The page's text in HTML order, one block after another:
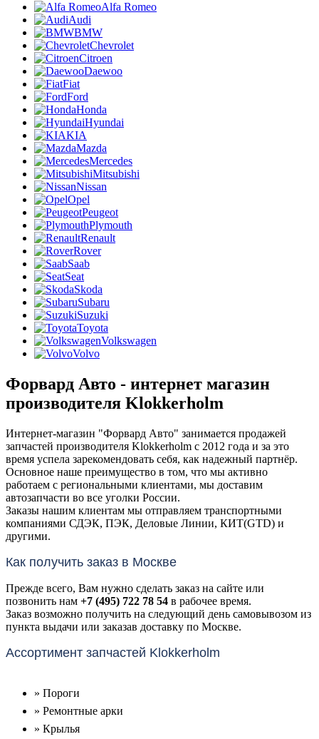
Alfa Romeo
Audi
BMW
Chevrolet
Citroen
Daewoo
Fiat
Ford
Honda
Hyundai
KIA
Mazda
Mercedes
Mitsubishi
Nissan
Opel
Peugeot
Plymouth
Renault
Rover
Saab
Seat
Skoda
Subaru
Suzuki
Toyota
Volkswagen
Volvo
Форвард Авто - интернет магазин
производителя Klokkerholm
Интернет-магазин "Форвард Авто" занимается продажей
запчастей производителя Klokkerholm с 2012 года и за это
время успела зарекомендовать себя, как надежный партнёр.
Основное наше преимущество в том, что мы активно
работаем с региональными клиентами, мы доставим
автозапчасти во все уголки России.
Заказы нашим клиентам мы отправляем транспортными
компаниями СДЭК, ПЭК, Деловые Линии, КИТ(GTD) и
другими.
Как получить заказ в Москве
Прежде всего, Вам нужно сделать заказ на сайте или
позвонить нам +7 (495) 722 78 54 в рабочее время.
Заказ возможно получить на следующий день самовывозом из
пункта выдачи или заказав доставку по Москве.
Ассортимент запчастей Klokkerholm
» Пороги
» Ремонтные арки
» Крылья